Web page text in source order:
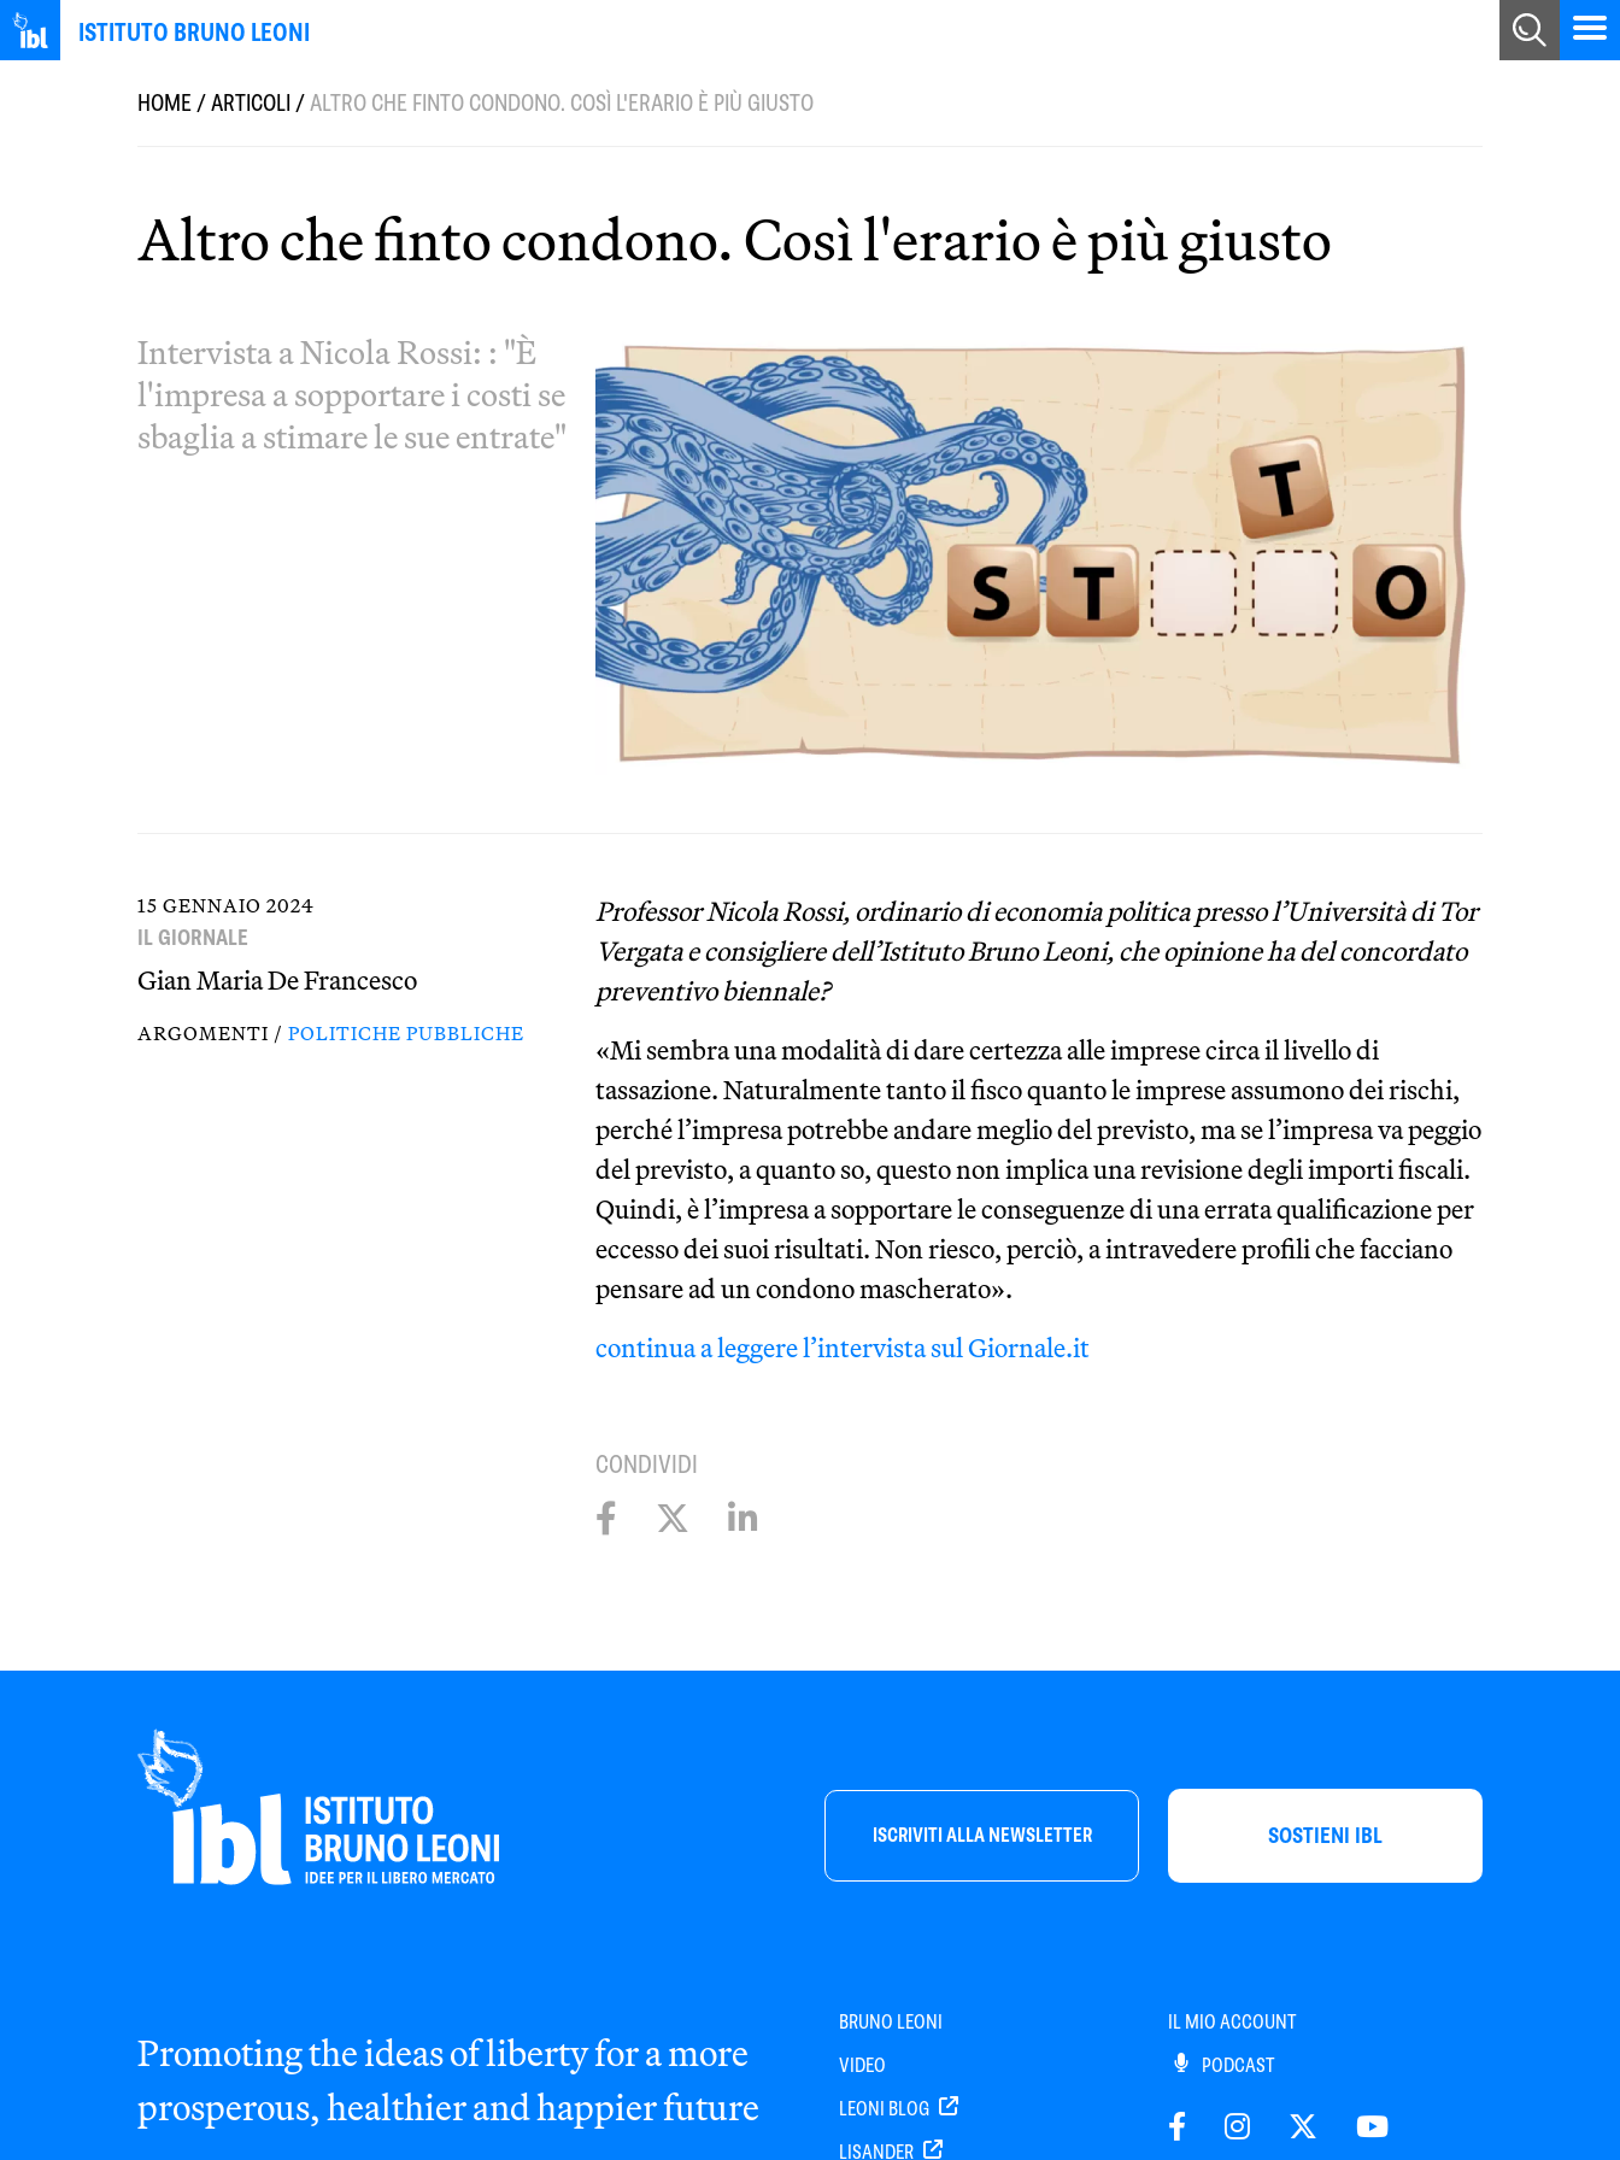
ISTITUTO BRUNO LEONI
HOME/ARTICOLI/ALTRO CHE FINTO CONDONO. COSÌ L'ERARIO È PIÙ GIUSTO
Altro che finto condono. Così l'erario è più giusto
Intervista a Nicola Rossi: : "È
l'impresa a sopportare i costi se
sbaglia a stimare le sue entrate"
15 GENNAIO 2024
IL GIORNALE
Gian Maria De Francesco
ARGOMENTI / POLITICHE PUBBLICHE
Professor Nicola Rossi, ordinario di economia politica presso l’Università di Tor
Vergata e consigliere dell’Istituto Bruno Leoni, che opinione ha del concordato
preventivo biennale?
«Mi sembra una modalità di dare certezza alle imprese circa il livello di
tassazione. Naturalmente tanto il fisco quanto le imprese assumono dei rischi,
perché l’impresa potrebbe andare meglio del previsto, ma se l’impresa va peggio
del previsto, a quanto so, questo non implica una revisione degli importi fiscali.
Quindi, è l’impresa a sopportare le conseguenze di una errata qualificazione per
eccesso dei suoi risultati. Non riesco, perciò, a intravedere profili che facciano
pensare ad un condono mascherato».
continua a leggere l’intervista sul Giornale.it
CONDIVIDI
ISCRIVITI ALLA NEWSLETTER SOSTIENI IBL
Promoting the ideas of liberty for a more
prosperous, healthier and happier future
BRUNO LEONI
VIDEO
LEONI BLOG
LISANDER
IL MIO ACCOUNT
PODCAST